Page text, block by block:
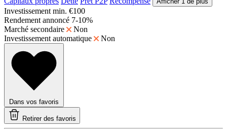
Investissement min. €100
Rendement annoncé 7-10%
Marché secondaire
Non
Investissement automatique
Non
Dans vos favoris
Retirer des favoris